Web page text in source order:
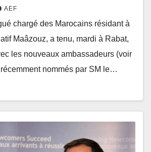
AEF
chargé des Marocains résidant à
Maâzouz, a tenu, mardi à Rabat,
les nouveaux ambassadeurs (voir
nommés par SM le…